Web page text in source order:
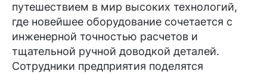
путешествием в мир высоких технологий,
где новейшее оборудование сочетается с
инженерной точностью расчетов и
тщательной ручной доводкой деталей.
Сотрудники предприятия поделятся